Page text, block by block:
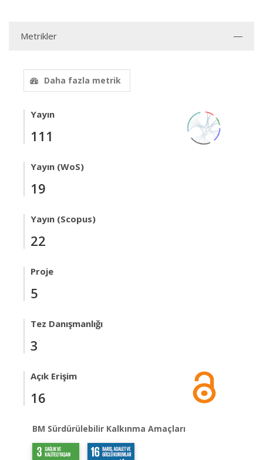
Metrikler
Daha fazla metrik
Yayın
111
Yayın (WoS)
19
Yayın (Scopus)
22
Proje
5
Tez Danışmanlığı
3
Açık Erişim
16
BM Sürdürülebilir Kalkınma Amaçları